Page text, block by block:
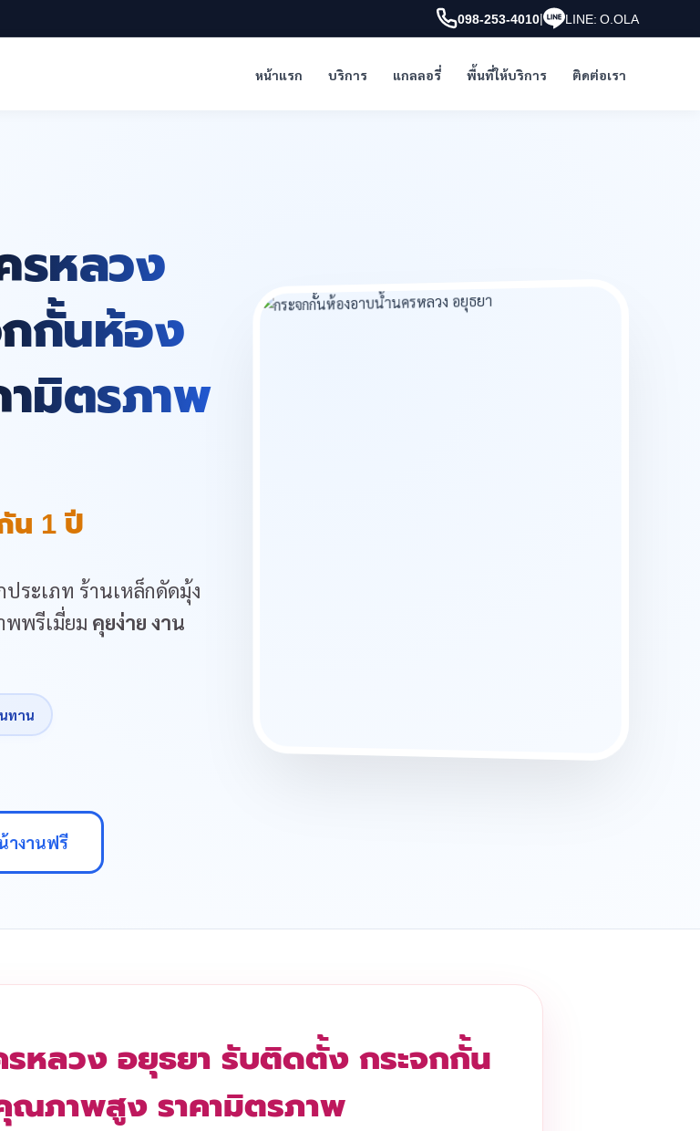
098-253-4010| LINE: O.OLA
หน้าแรก บริการ แกลลอรี่ พื้นที่ให้บริการ ติดต่อเรา
รหลวง
กั้นห้อง
มิตรภาพ
น 1 ปี
ระเภท ร้านเหล็กดัดมุ้ง
พพรีเมี่ยม คุยง่าย งาน
ทาน
างานฟรี
หลวง อยุธยา รับติดตั้ง กระจกกั้น
ณภาพสูง ราคามิตรภาพ